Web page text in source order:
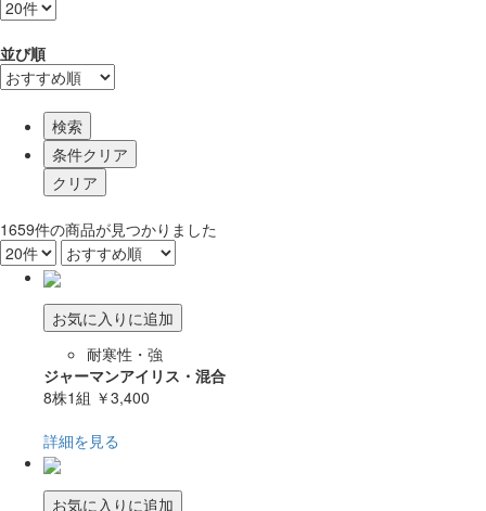
並び順
検索
1659件の商品が見つかりました
お気に入りに追加
耐寒性・強
ジャーマンアイリス・混合
8株1組 ￥3,400
詳細を見る
お気に入りに追加